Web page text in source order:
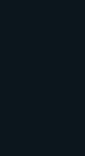
13.546,41 hfl.
über
mit ihrer
ihrer noch offenen
Bestellungen durch
Schiff auf Fahrt
die Lieferungen
der
des
mit Vollmacht